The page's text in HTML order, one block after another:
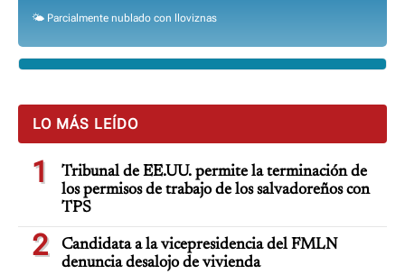
🌤️ Parcialmente nublado con lloviznas
LO MÁS LEÍDO
1
Tribunal de EE.UU. permite la terminación de
los permisos de trabajo de los salvadoreños con
TPS
2
Candidata a la vicepresidencia del FMLN
denuncia desalojo de vivienda